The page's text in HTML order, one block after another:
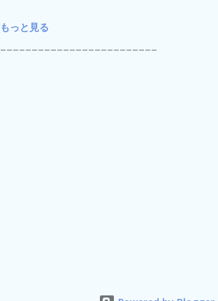
2025
もっと見る
-------------------------